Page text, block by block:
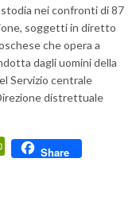
nei confronti di 87
soggetti in diretto
che opera a
dagli uomini della
Servizio centrale
distrettuale
PrintFriendly
Share